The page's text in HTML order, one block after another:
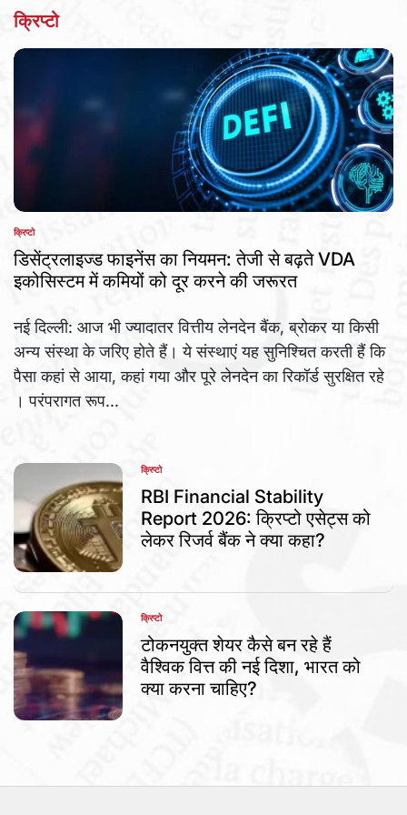
क्रिप्टो
POSTED
IN
क्रिप्टो
डिसेंट्रलाइज्ड फाइनेंस का नियमन: तेजी से बढ़ते VDA
इकोसिस्टम में कमियों को दूर करने की जरूरत
नई दिल्ली: आज भी ज्यादातर वित्तीय लेनदेन बैंक, ब्रोकर या किसी
अन्य संस्था के जरिए होते हैं। ये संस्थाएं यह सुनिश्चित करती हैं कि
पैसा कहां से आया, कहां गया और पूरे लेनदेन का रिकॉर्ड सुरक्षित रहे
। परंपरागत रूप...
POSTED
IN
क्रिप्टो
RBI Financial Stability
Report 2026: क्रिप्टो एसेट्स को
लेकर रिजर्व बैंक ने क्या कहा?
POSTED
IN
क्रिप्टो
टोकनयुक्त शेयर कैसे बन रहे हैं
वैश्विक वित्त की नई दिशा, भारत को
क्या करना चाहिए?